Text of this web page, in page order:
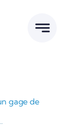
gage de